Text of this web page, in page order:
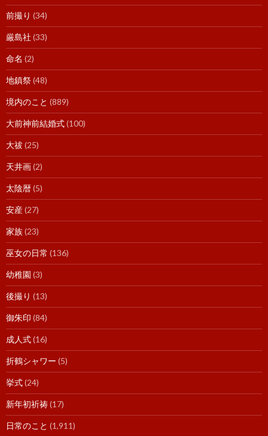
前撮り (34)
厳島社 (33)
命名 (2)
地鎮祭(48)
境内のこと (889)
大前神前結婚式(100)
大祓(25)
天井画(2)
太陰暦(5)
安産(27)
家族(23)
巫女の日常 (136)
幼稚園 (3)
後撮り (13)
御朱印 (84)
成人式(16)
折鶴シャワー (5)
挙式(24)
新年初祈祷(17)
日常のこと (1,911)